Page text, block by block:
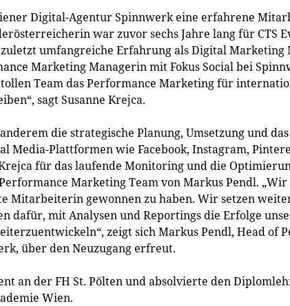
Digital-Agentur Spinnwerk eine erfahrene
war zuvor sechs Jahre lang für CTS
umfangreiche Erfahrung als Digital Marketing
Marketing Managerin mit Fokus Social bei
Team das Performance Marketing für
sagt Susanne Krejca.
die strategische Planung, Umsetzung und
Media-Plattformen wie Facebook, Instagram,
für das laufende Monitoring und die
Marketing Team von Markus Pendl.
Mitarbeiterin gewonnen zu haben. Wir setzen
dafür, mit Analysen und Reportings die Erfolge
zeigt sich Markus Pendl, Head of
über den Neuzugang erfreut.
an der FH St. Pölten und absolvierte den
Wien.